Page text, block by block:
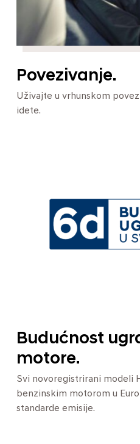
Povezivanje.
Uživajte u vrhunskom
idete.
Budućnost
motore.
Svi novoregistrirani modeli
benzinskim motorom u
standarde emisije.